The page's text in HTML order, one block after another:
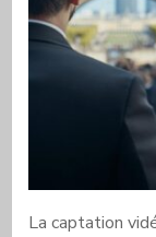
La captation